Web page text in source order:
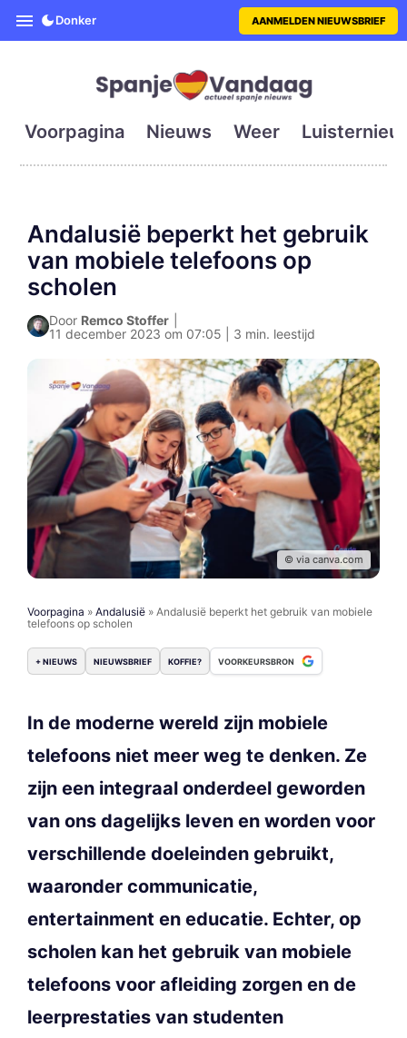
SpanjeVandaag is de eerste
Donker AANMELDEN NIEUWSBRIEF
Voorpagina Nieuws Weer
Andalusië beperkt het gebruik
van mobiele telefoons op
scholen
Door Remco Stoffer
11 december 2023 om 07:05 | 3 min. leestijd
© via canva.com
Voorpagina » Andalusië » Andalusië beperkt het gebruik van mobiele
telefoons op scholen
+ NIEUWS NIEUWSBRIEF KOFFIE? VOORKEURSBRON
In de moderne wereld zijn mobiele
telefoons niet meer weg te denken. Ze
zijn een integraal onderdeel geworden
van ons dagelijks leven en worden voor
verschillende doeleinden gebruikt,
waaronder communicatie,
entertainment en educatie. Echter, op
scholen kan het gebruik van mobiele
telefoons voor afleiding zorgen en de
leerprestaties van studenten